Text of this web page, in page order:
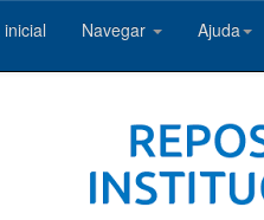
inicial Navegar Ajuda